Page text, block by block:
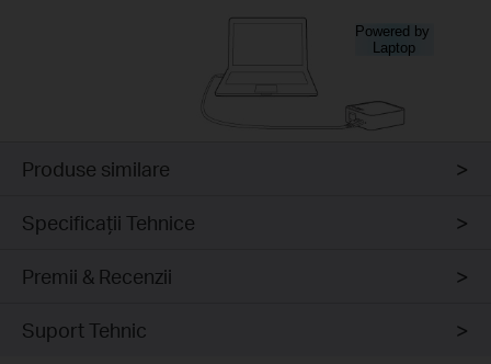
Alimentare
Produse similare
Specificaţii Tehnice
Premii & Recenzii
Suport Tehnic